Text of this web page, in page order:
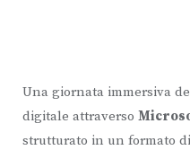
Una giornata immersiva
digitale attraverso
strutturato in un formato